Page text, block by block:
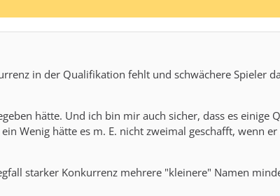
in der Qualifikation fehlt und schwächere Spieler
hätte. Und ich bin mir auch sicher, dass es einige
Wenig hätte es m. E. nicht zweimal geschafft, wenn
starker Konkurrenz mehrere "kleinere" Namen